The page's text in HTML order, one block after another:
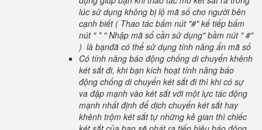
lúc sử dụng không bị lộ mã số cho người bên
cạnh biết ( Thao tác bấm nút "#" kế tiếp bấm
nút " * " Nhập mã số cần sử dụng" bầm nút " #"
) là bạnđã có thể sử dụng tính năng ẩn mã số
Có tính năng báo động chống di chuyển khênh
két sắt đi, khi bạn kích hoạt tính năng báo
động chống di chuyển két sắt đi thì khi có sự
va đập mạnh vào két sắt với một lực tác động
mạnh nhất định để dịch chuyển két sắt hay
khênh trộm két sắt tự những kẻ gian thì chiếc